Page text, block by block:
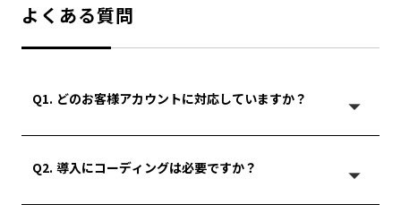
よくある質問
Q1. どのお客様アカウントに対応していますか？ arrow_drop_up
お客様アカウントに対応しています。移行で使えなくなった
Q2. 導入にコーディングは必要ですか？ arrow_drop_up